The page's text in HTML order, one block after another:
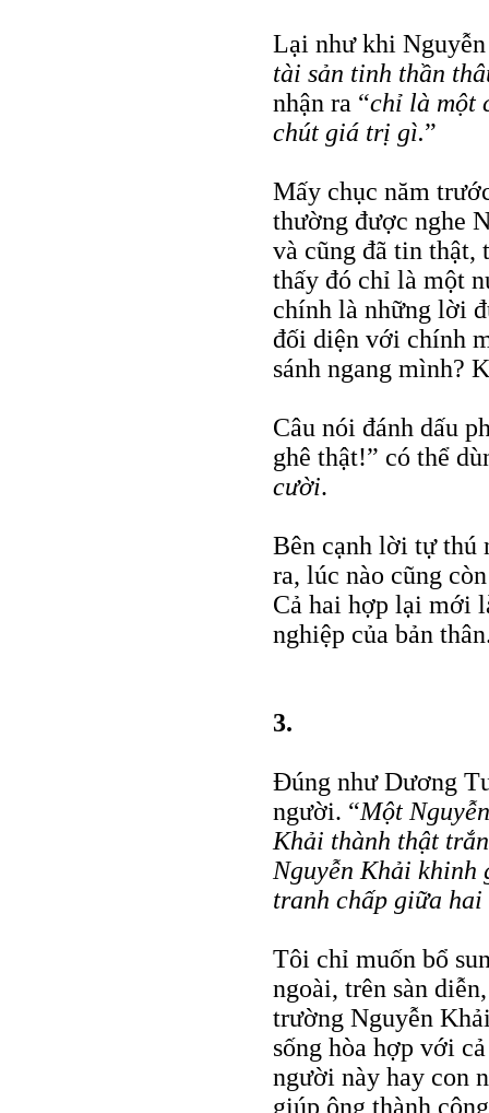
Lại như khi
tài sản tinh thần
nhận ra “chỉ là một
chút giá trị gì.”
Mấy chục năm
thường được nghe
và cũng đã tin thật,
thấy đó chỉ là một
chính là những lời
đối diện với chính
sánh ngang mình?
Câu nói đánh dấu
ghê thật!” có thể
cười.
Bên cạnh lời tự thú
ra, lúc nào cũng
Cả hai hợp lại mới
nghiệp của bản
3.
Đúng như Dương
người. “Một
Khải thành thật
Nguyễn Khải khinh
tranh chấp giữa
Tôi chỉ muốn bổ
ngoài, trên sàn
trường Nguyễn
sống hòa hợp với
người này hay con
giúp ông thành